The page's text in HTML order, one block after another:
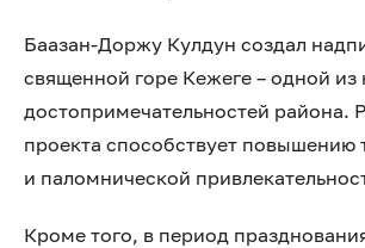
Баазан-Доржу Кулдун создал
священной горе Кежеге – одной из
достопримечательностей района.
проекта способствует повышению
и паломнической
Кроме того, в период